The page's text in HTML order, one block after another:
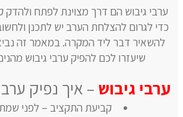
ערבי גיבוש הם דרך מצוינת לפתח ולהדק
כדי לגרום להצלחת הערב יש לתכנן
להשאיר דבר ליד המקרה. במאמר זה
שיעזרו לכם להפיק ערבי גיבוש
ערבי גיבוש – איך נפיק
קביעת התקציב – לפני